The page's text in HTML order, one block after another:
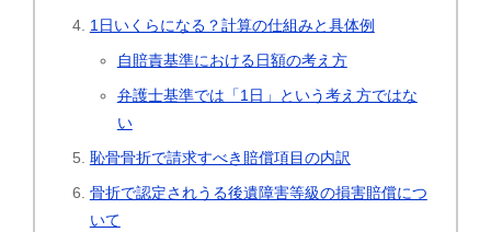
1日いくらになる？計算の仕組みと具体例
自賠責基準における日額の考え方
弁護士基準では「1日」という考え方ではな
い
恥骨骨折で請求すべき賠償項目の内訳
骨折で認定されうる後遺障害等級の損害賠償につ
いて